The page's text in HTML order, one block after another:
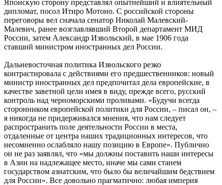
Японскую сторону представлял опытнейший и влиятельный
дипломат, посол Итиро Мотоно. С российской стороны
переговоры вел сначала сенатор Николай Малевский-
Малевич, ранее возглавлявший Второй департамент МИД
России, затем Александр Извольский, в мае 1906 года
ставший министром иностранных дел России.
Дальневосточная политика Извольского резко
контрастировала с действиями его предшественников: новый
министр иностранных дел предпочитал дела европейские, в
качестве заветной цели имея в виду, прежде всего, русский
контроль над черноморскими проливами. «Будучи всегда
сторонником европейской политики для России, – писал он, –
я никогда не придерживался мнения, что нам следует
распространить поле деятельности России в места,
отдаленные от центра наших традиционных интересов, что
несомненно ослабляло нашу позицию в Европе». Публично
он не раз заявлял, что «мы должны поставить наши интересы
в Азии на надлежащее место, иначе мы сами станем
государством азиатским, что было бы величайшим бедствием
для России». Все довольно прагматично: любая империя